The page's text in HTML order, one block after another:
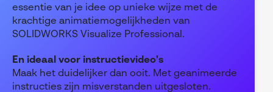
essentie van je idee op unieke wijze met de
krachtige animatiemogelijkheden van
SOLIDWORKS Visualize Professional.
En ideaal voor instructievideo's
Maak het duidelijker dan ooit. Met geanimeerde
instructies zijn misverstanden uitgesloten.